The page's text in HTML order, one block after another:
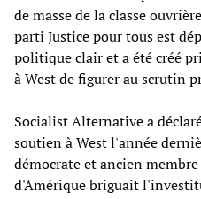
de masse de la classe
parti Justice pour tous est
politique clair et a été créé
à West de figurer au scrutin
Socialist Alternative a
soutien à West l'année
démocrate et ancien
d'Amérique briguait